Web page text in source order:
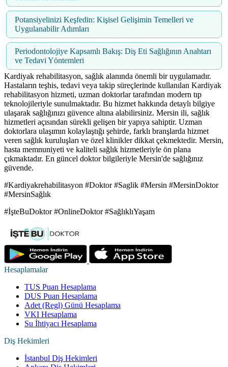
Potansiyelinizi Keşfedin: Kişisel Gelişimin Temelleri ve
Uygulanabilir Adımları
Periodontolojiye Kapsamlı Bakış: Diş Eti Sağlığının Anahtarı
ve Tedavi Yöntemleri
Kardiyak rehabilitasyon, sağlık alanında önemli bir uygulamadır.
Hastaların teşhis, tedavi veya takip süreçlerinde kullanılan Kardiyak
rehabilitasyon hizmeti, uzman doktorlar tarafından modern tıp
teknolojileriyle sunulmaktadır. Bu hizmet hakkında detaylı bilgiye
ulaşarak sağlığınızı güvence altına alabilirsiniz. Mersin ili, sağlık
hizmetleri açısından sürekli gelişen bir yapıya sahiptir. Uzman
doktorlara ulaşımın kolaylaştığı şehirde, farklı branşlarda hizmet
veren sağlık kuruluşları ve özel klinikler dikkat çekmektedir. Mersin,
hasta memnuniyeti ve kaliteli sağlık hizmetleriyle ön plana
çıkmaktadır. En güncel doktor bilgileriyle Mersin'de sağlığınız
güvende.
#Kardiyakrehabilitasyon #Doktor #Saglik #Mersin #MersinDoktor
#MersinSağlık
#İşteBuDoktor #OnlineDoktor #SağlıklıYaşam
Hesaplamalar
TUS Puan Hesaplama
DUS Puan Hesaplama
Adet (Regl) Günü Hesaplama
VKI Hesaplama
Su İhtiyacı Hesaplama
Diş Hekimleri
İstanbul Diş Hekimleri